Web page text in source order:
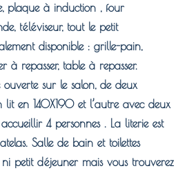
plaque à induction , four
téléviseur, tout le petit
disponible : grille-pain,
à repasser, table à repasser.
ouverte sur le salon, de deux
en 140X190 et l’autre avec deux
4 personnes . La literie est
Salle de bain et toilettes
ni petit déjeuner mais vous trouverez